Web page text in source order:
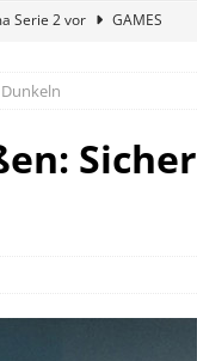
Serie 2 vor
GAMES
Eine Ladestation für
Back-to-School-
Sicher